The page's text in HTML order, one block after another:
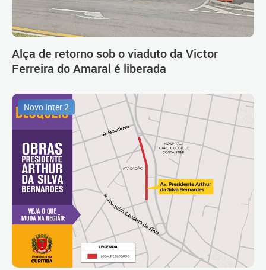
Alça de retorno sob o viaduto da Victor
Ferreira do Amaral é liberada
Novo Inter 2